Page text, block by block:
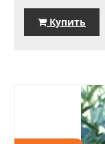
Купить